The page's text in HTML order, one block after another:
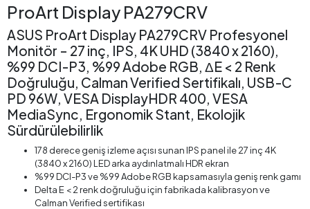
ProArt Display PA279CRV
ASUS ProArt Display PA279CRV Profesyonel
Monitör – 27 inç, IPS, 4K UHD (3840 x 2160),
%99 DCI-P3, %99 Adobe RGB, ΔE < 2 Renk
Doğruluğu, Calman Verified Sertifikalı, USB-C
PD 96W, VESA DisplayHDR 400, VESA
MediaSync, Ergonomik Stant, Ekolojik
Sürdürülebilirlik
178 derece geniş izleme açısı sunan IPS panel ile 27 inç 4K
(3840 x 2160) LED arka aydınlatmalı HDR ekran
%99 DCI-P3 ve %99 Adobe RGB kapsamasıyla geniş renk gamı
Delta E < 2 renk doğruluğu için fabrikada kalibrasyon ve
Calman Verified sertifikası